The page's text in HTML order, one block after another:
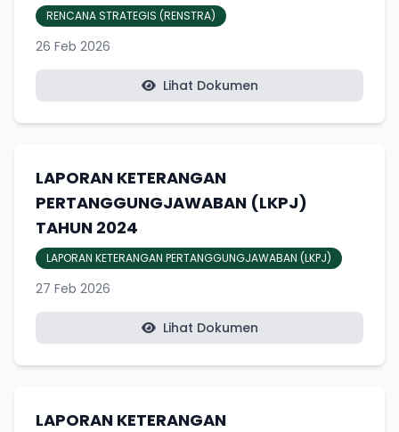
RENCANA STRATEGIS (RENSTRA)
26 Feb 2026
Lihat Dokumen
LAPORAN KETERANGAN
PERTANGGUNGJAWABAN (LKPJ)
TAHUN 2024
LAPORAN KETERANGAN PERTANGGUNGJAWABAN (LKPJ)
27 Feb 2026
Lihat Dokumen
LAPORAN KETERANGAN